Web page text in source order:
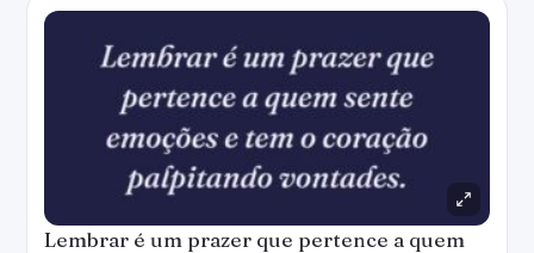
Lembrar é um prazer que pertence a quem